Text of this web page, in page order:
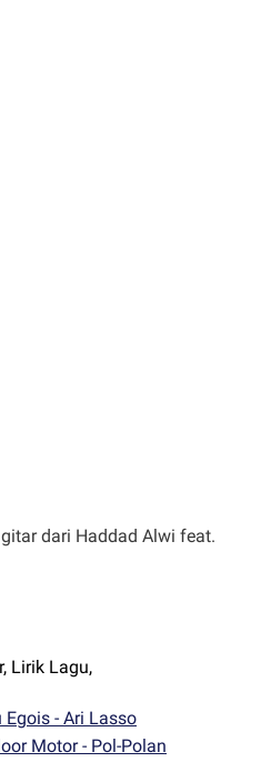
dari Haddad Alwi feat.
Lirik Lagu,
- Ari Lasso
Motor - Pol-Polan